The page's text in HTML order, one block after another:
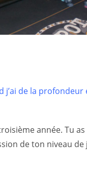
de la profondeur
année. Tu
de ton niveau de